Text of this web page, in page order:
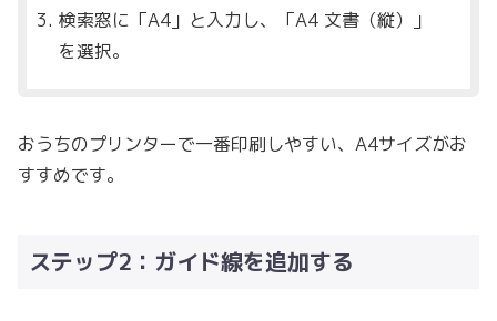
検索窓に「A4」と入力し、「A4 文書（縦）」
を選択。
おうちのプリンターで一番印刷しやすい、A4サイズがお
すすめです。
ステップ2：ガイド線を追加する